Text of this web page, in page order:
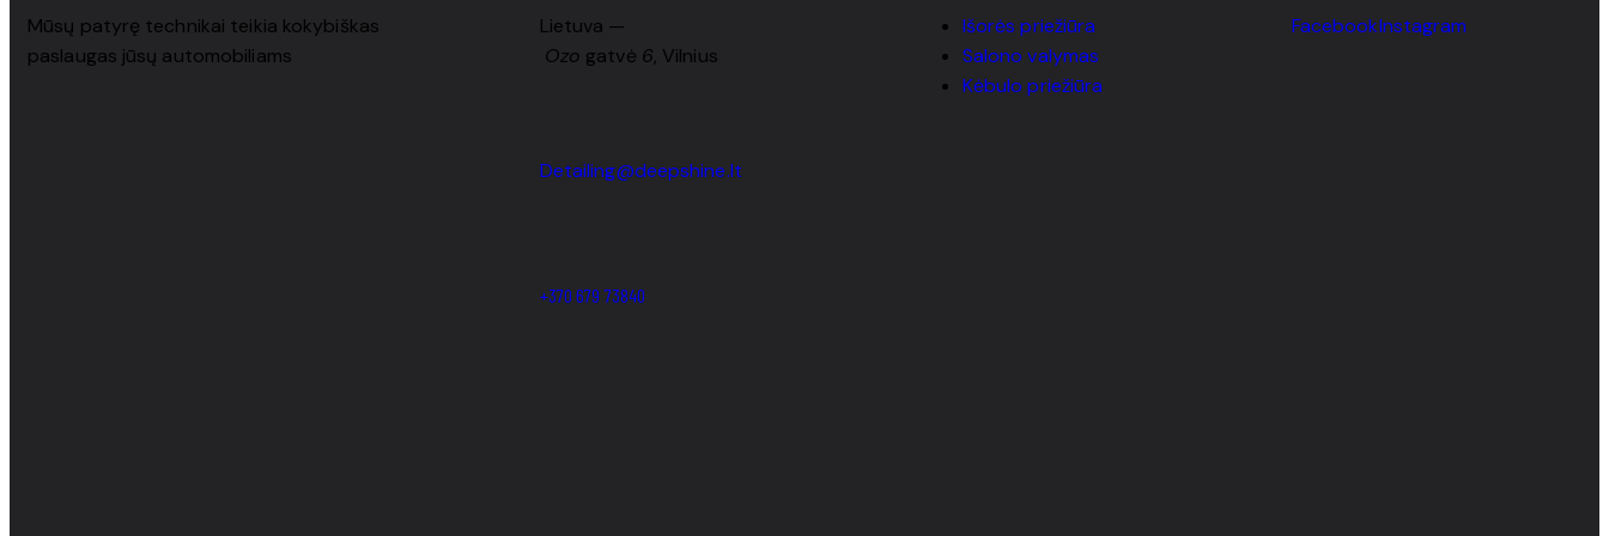
Mūsų patyrę technikai teikia kokybiškas
paslaugas jūsų automobiliams
Lietuva —
Ozo gatvė 6, Vilnius
Detailing@deepshine.lt
+370 679 73840
Išorės priežiūra
Salono valymas
Kėbulo priežiūra
FacebookInstagram